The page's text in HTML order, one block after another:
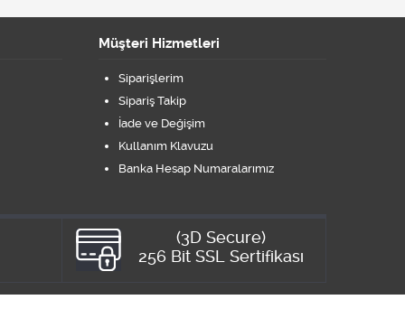
Müşteri Hizmetleri
Siparişlerim
Sipariş Takip
İade ve Değişim
Kullanım Klavuzu
Banka Hesap Numaralarımız
(3D Secure)
256 Bit SSL Sertifikası